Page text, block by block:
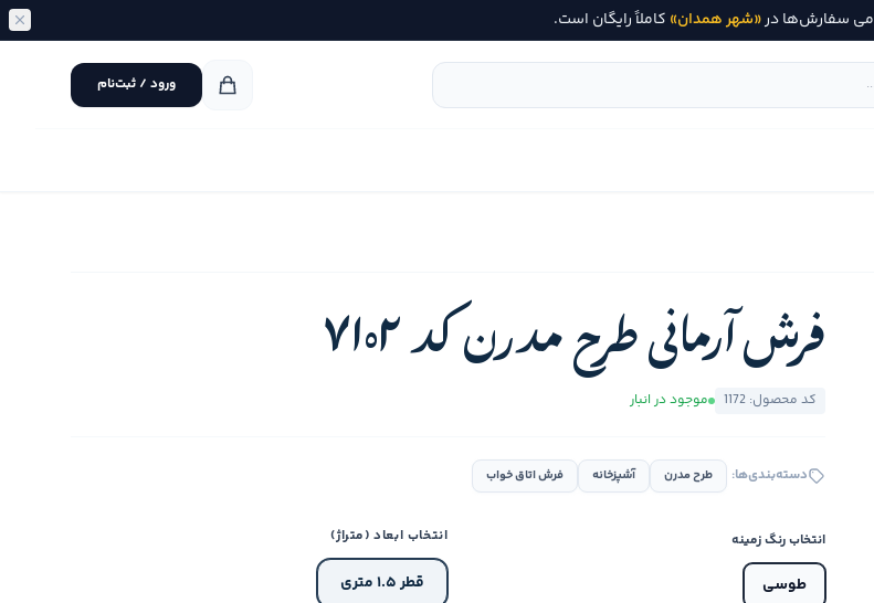
سفارش‌ها در«شهر همدان» کاملاً رایگان است.
ورود / ثبت‌نام
فرش آرمانی طرح مدرن کد 7102
کد محصول: 1172 موجود در انبار
دسته‌بندی‌ها: طرح مدرن آشپزخانه فرش اتاق خواب
انتخاب رنگ زمینه
طوسی
انتخاب ابعاد (متراژ)
قطر ۱.۵ متری